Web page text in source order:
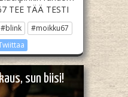
TEE TÄÄ TESTI
#blink
#moikku67
sun biisi!